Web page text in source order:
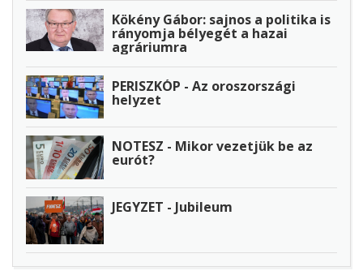
Kökény Gábor: sajnos a politika is
rányomja bélyegét a hazai
agráriumra
PERISZKÓP - Az oroszországi
helyzet
NOTESZ - Mikor vezetjük be az
eurót?
JEGYZET - Jubileum